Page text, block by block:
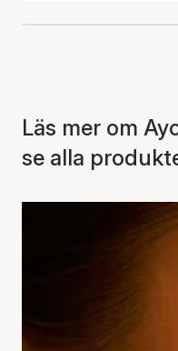
Läs mer om
se alla